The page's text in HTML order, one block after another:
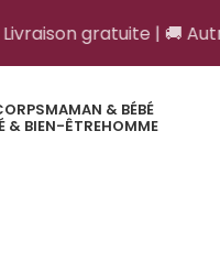
MAMAN & BÉBÉ
& BIEN-ÊTREHOMME
gratuite | 🚚